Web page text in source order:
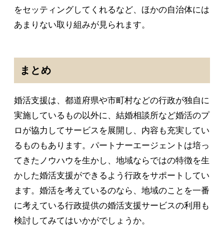
をセッティングしてくれるなど、ほかの自治体には
あまりない取り組みが見られます。
まとめ
婚活支援は、都道府県や市町村などの行政が独自に
実施しているもの以外に、結婚相談所など婚活のプ
ロが協力してサービスを展開し、内容も充実してい
るものもあります。パートナーエージェントは培っ
てきたノウハウを生かし、地域ならではの特徴を生
かした婚活支援ができるよう行政をサポートしてい
ます。婚活を考えているのなら、地域のことを一番
に考えている行政提供の婚活支援サービスの利用も
検討してみてはいかがでしょうか。